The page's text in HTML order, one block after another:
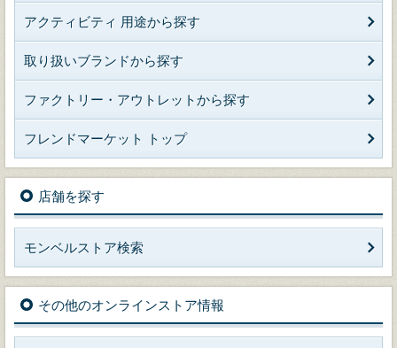
アクティビティ 用途から探す
取り扱いブランドから探す
ファクトリー・アウトレットから探す
フレンドマーケット トップ
店舗を探す
モンベルストア検索
その他のオンラインストア情報